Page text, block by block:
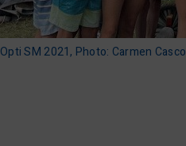
Opti SM 2021, Photo: Carmen Casco